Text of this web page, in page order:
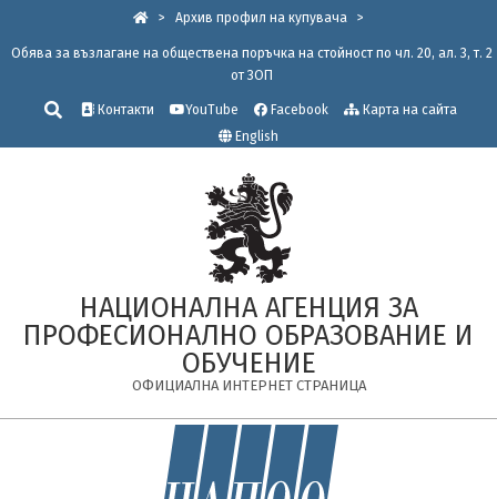
> Архив профил на купувача >
Обява за възлагане на обществена поръчка на стойност по чл. 20, ал. 3, т. 2
от ЗОП
Търсене
Контакти YouTube Facebook
Карта на сайта
English
НАЦИОНАЛНА АГЕНЦИЯ ЗА
ПРОФЕСИОНАЛНО ОБРАЗОВАНИЕ И
ОБУЧЕНИЕ
ОФИЦИАЛНА ИНТЕРНЕТ СТРАНИЦА